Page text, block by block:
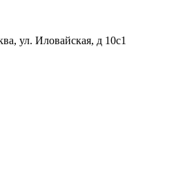
ул. Иловайская, д 10с1